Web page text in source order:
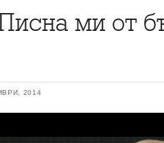
ми от
2014